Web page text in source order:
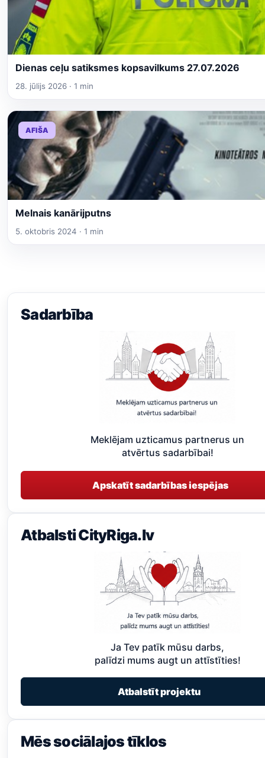
Dienas ceļu satiksmes kopsavilkums 27.07.2026
28. jūlijs 2026 · 1 min
AFIŠA
Melnais kanārijputns
5. oktobris 2024 · 1 min
Sadarbība
Meklējam uzticamus partnerus un
atvērtus sadarbībai!
Apskatīt sadarbības iespējas
Atbalsti CityRiga.lv
Ja Tev patīk mūsu darbs,
palīdzi mums augt un attīstīties!
Atbalstīt projektu
Mēs sociālajos tīklos